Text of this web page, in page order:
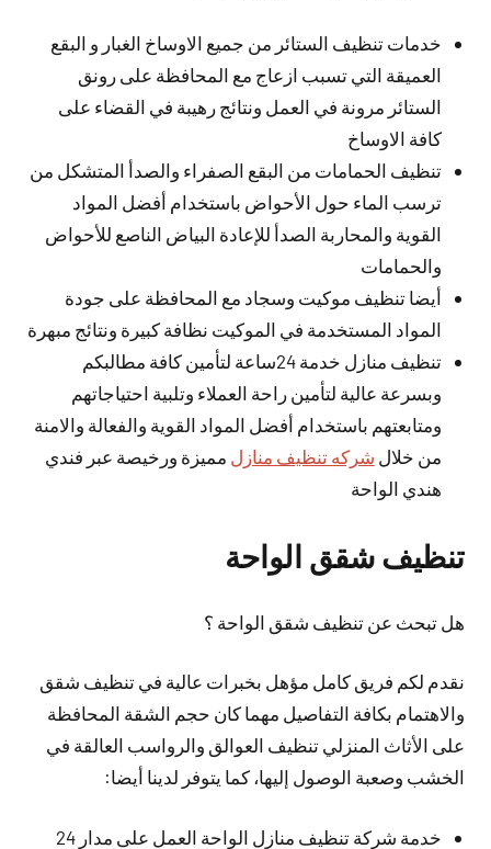
خدمات تنظيف الستائر من جميع الاوساخ الغبار و البقع
العميقة التي تسبب ازعاج مع المحافظة على رونق
الستائر مرونة في العمل ونتائج رهيبة في القضاء على
كافة الاوساخ
تنظيف الحمامات من البقع الصفراء والصدأ المتشكل من
ترسب الماء حول الأحواض باستخدام أفضل المواد
القوية والمحاربة الصدأ للإعادة البياض الناصع للأحواض
والحمامات
أيضا تنظيف موكيت وسجاد مع المحافظة على جودة
المواد المستخدمة في الموكيت نظافة كبيرة ونتائج مبهرة
تنظيف منازل خدمة 24ساعة لتأمين كافة مطالبكم
وبسرعة عالية لتأمين راحة العملاء وتلبية احتياجاتهم
ومتابعتهم باستخدام أفضل المواد القوية والفعالة والامنة
من خلال شركه تنظيف منازل مميزة ورخيصة عبر فندي
هندي الواحة
تنظيف شقق الواحة
هل تبحث عن تنظيف شقق الواحة ؟
نقدم لكم فريق كامل مؤهل بخبرات عالية في تنظيف شقق
والاهتمام بكافة التفاصيل مهما كان حجم الشقة المحافظة
على الأثاث المنزلي تنظيف العوالق والرواسب العالقة في
الخشب وصعبة الوصول إليها، كما يتوفر لدينا أيضا:
خدمة شركة تنظيف منازل الواحة العمل على مدار 24